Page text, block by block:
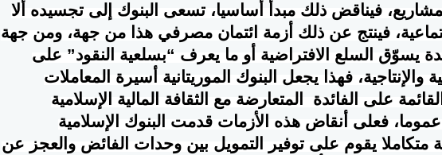
فيناقض ذلك مبدأ أساسيا، تسعى البنوك إلى تجسيده ألا
فينتج عن ذلك أزمة ائتمان مصرفي هذا من جهة، ومن جهة
يسوّق السلع الافتراضية أو ما يعرف “بسلعية النقود” على
فهذا يجعل البنوك الموريتانية أسيرة المعاملات
على الفائدة المتعارضة مع الثقافة المالية الإسلامية
عموما، فعلى أنقاض هذه الأزمات قدمت البنوك الإسلامية
متكاملا يقوم على توفير التمويل بين وحدات الفائض والعجز عن